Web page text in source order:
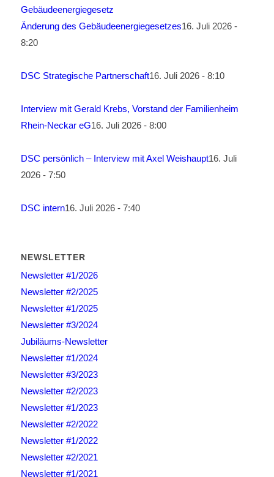
Änderung des Gebäudeenergiegesetzes16. Juli 2026 -
8:20
DSC Strategische Partnerschaft16. Juli 2026 - 8:10
Interview mit Gerald Krebs, Vorstand der Familienheim
Rhein-Neckar eG16. Juli 2026 - 8:00
DSC persönlich – Interview mit Axel Weishaupt16. Juli
2026 - 7:50
DSC intern16. Juli 2026 - 7:40
NEWSLETTER
Newsletter #1/2026
Newsletter #2/2025
Newsletter #1/2025
Newsletter #3/2024
Jubiläums-Newsletter
Newsletter #1/2024
Newsletter #3/2023
Newsletter #2/2023
Newsletter #1/2023
Newsletter #2/2022
Newsletter #1/2022
Newsletter #2/2021
Newsletter #1/2021